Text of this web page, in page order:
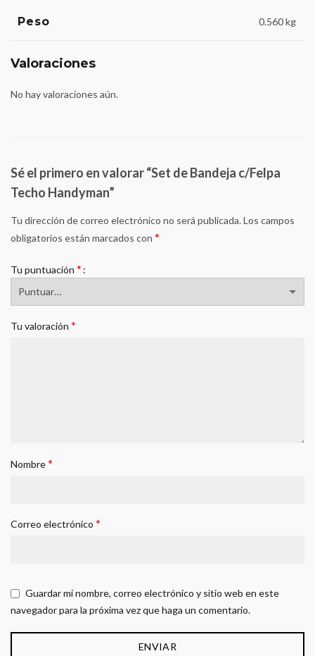
Peso 0.560 kg
Valoraciones
No hay valoraciones aún.
Sé el primero en valorar “Set de Bandeja c/Felpa
Techo Handyman”
Tu dirección de correo electrónico no será publicada.Los campos
obligatorios están marcados con *
Tu puntuación *
Tu valoración *
Nombre*
Correo electrónico *
Guardar mi nombre, correo electrónico y sitio web en este
navegador para la próxima vez que haga un comentario.